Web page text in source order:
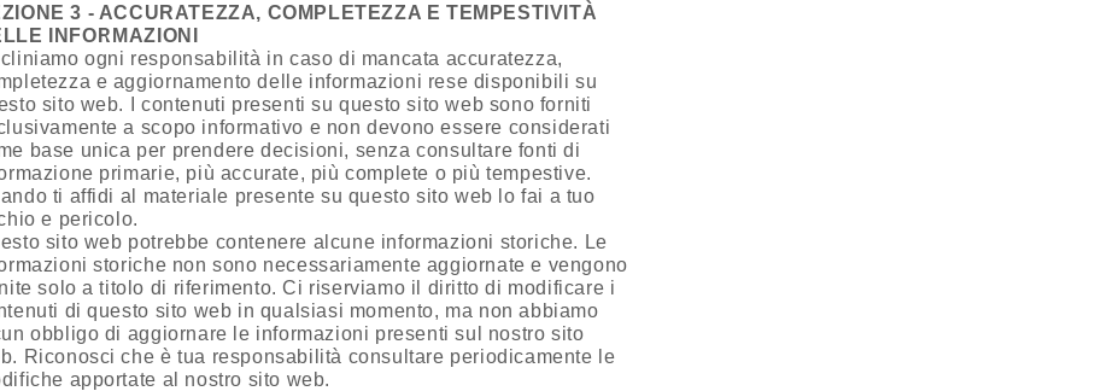
3 - ACCURATEZZA, COMPLETEZZA E TEMPESTIVITÀ
INFORMAZIONI
ogni responsabilità in caso di mancata accuratezza,
e aggiornamento delle informazioni rese disponibili su
sito web. I contenuti presenti su questo sito web sono forniti
a scopo informativo e non devono essere considerati
base unica per prendere decisioni, senza consultare fonti di
primarie, più accurate, più complete o più tempestive.
ti affidi al materiale presente su questo sito web lo fai a tuo
e pericolo.
sito web potrebbe contenere alcune informazioni storiche. Le
storiche non sono necessariamente aggiornate e vengono
solo a titolo di riferimento. Ci riserviamo il diritto di modificare i
di questo sito web in qualsiasi momento, ma non abbiamo
obbligo di aggiornare le informazioni presenti sul nostro sito
Riconosci che è tua responsabilità consultare periodicamente le
apportate al nostro sito web.